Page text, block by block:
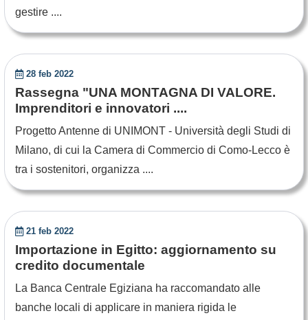
gestire ....
28 feb 2022
Rassegna "UNA MONTAGNA DI VALORE.
Imprenditori e innovatori ....
Progetto Antenne di UNIMONT - Università degli Studi di
Milano, di cui la Camera di Commercio di Como-Lecco è
tra i sostenitori, organizza ....
21 feb 2022
Importazione in Egitto: aggiornamento su
credito documentale
La Banca Centrale Egiziana ha raccomandato alle
banche locali di applicare in maniera rigida le